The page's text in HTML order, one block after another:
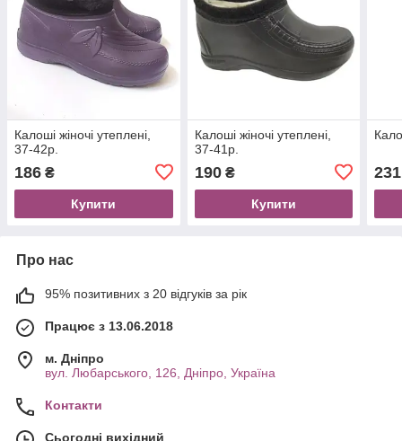
Калоші жіночі утеплені,
37-42р.
186 ₴
Купити
Калоші жіночі утеплені,
37-41р.
190₴
Купити
231
Про нас
95% позитивних з 20 відгуків за рік
Працює з 13.06.2018
м. Дніпро
вул. Любарського, 126, Дніпро, Україна
Контакти
Сьогодні вихідний